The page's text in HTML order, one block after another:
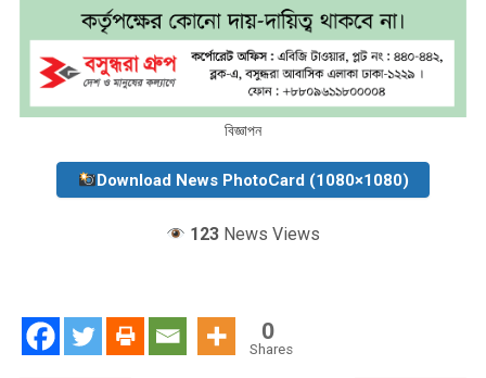
বিজ্ঞাপন
Download News PhotoCard (1080×1080)
123 News Views
0
Shares